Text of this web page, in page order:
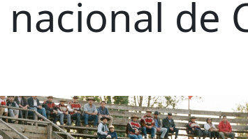
de